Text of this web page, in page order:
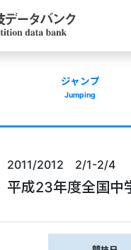
ジャンプ
Jumping
2011/2012 2/1-2/4
平成23年度全国中